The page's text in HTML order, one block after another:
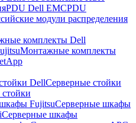
PDU Dell EMCPDU
модули распределения
комплекты Dell
Монтажные комплекты
DellСерверные стойки
FujitsuСерверные шкафы
Серверные шкафы